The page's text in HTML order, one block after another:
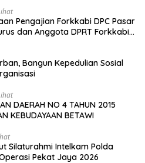
Pengajian Forkkabi DPC Pasar
dan Anggota DPRT Forkkabi
Bangun Kepedulian Sosial
DAERAH NO 4 TAHUN 2015
KEBUDAYAAN BETAWI
Silaturahmi Intelkam Polda
Pekat Jaya 2026